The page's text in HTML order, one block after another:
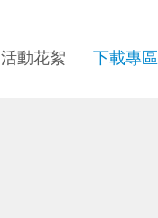
活動花絮 下載專區